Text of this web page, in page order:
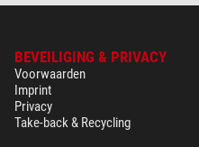
BEVEILIGING & PRIVACY
Voorwaarden
Imprint
Privacy
Take-back & Recycling